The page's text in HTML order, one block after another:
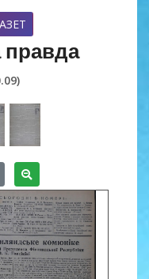
правда